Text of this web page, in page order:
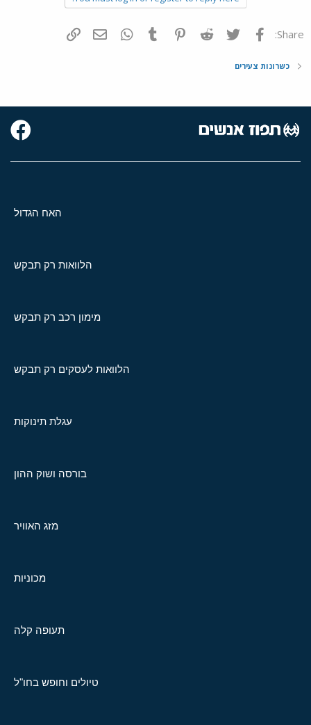
Share: פייסבוק Twitter
Reddit
Pinterest
Tumblr
WhatsAppדואר אלקטרוני
כשרונות צעירים
האח הגדול
הלוואות רק תבקש
מימון רכב רק תבקש
הלוואות לעסקים רק תבקש
עגלת תינוקות
בורסה ושוק ההון
מזג האוויר
מכוניות
תעופה קלה
טיולים וחופש בחו"ל